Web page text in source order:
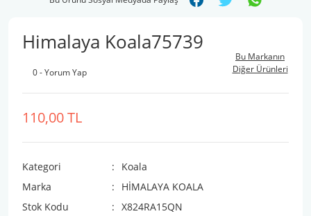
Himalaya Koala75739
0 - Yorum Yap
Bu Markanın
Diğer Ürünleri
110,00 TL
Kategori
Koala
Marka
HİMALAYA KOALA
Stok Kodu
X824RA15QN